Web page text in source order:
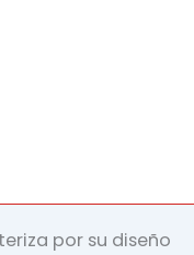
por su diseño